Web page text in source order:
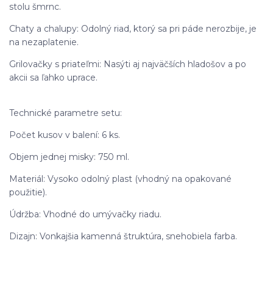
stolu šmrnc.
Chaty a chalupy: Odolný riad, ktorý sa pri páde nerozbije, je
na nezaplatenie.
Grilovačky s priateľmi: Nasýti aj najväčších hladošov a po
akcii sa ľahko uprace.
Technické parametre setu:
Počet kusov v balení: 6 ks.
Objem jednej misky: 750 ml.
Materiál: Vysoko odolný plast (vhodný na opakované
použitie).
Údržba: Vhodné do umývačky riadu.
Dizajn: Vonkajšia kamenná štruktúra, snehobiela farba.